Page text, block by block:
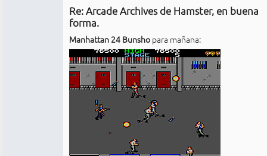
Re: Arcade Archives de Hamster, en buena
forma.
Manhattan 24 Bunsho para mañana: